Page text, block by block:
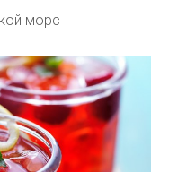
морс